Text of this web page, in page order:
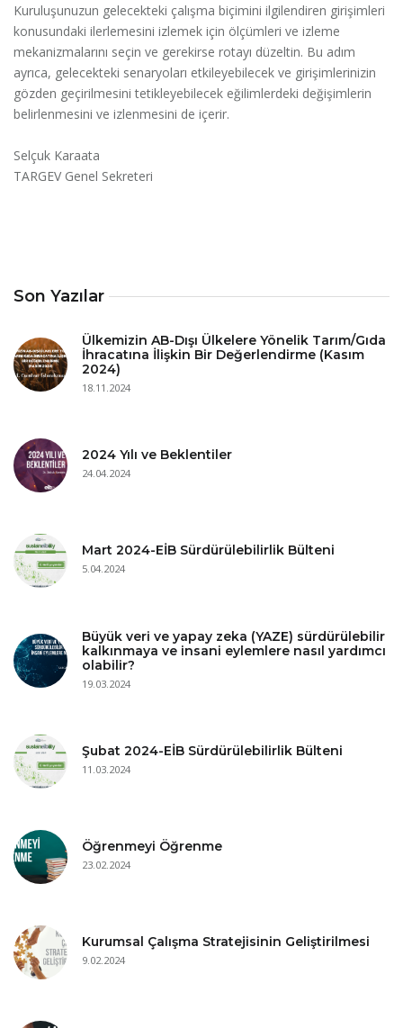
Son Yazılar
Ülkemizin AB-Dışı Ülkelere Yönelik Tarım/Gıda
İhracatına İlişkin Bir Değerlendirme (Kasım
2024)
18.11.2024
2024 Yılı ve Beklentiler
24.04.2024
Mart 2024-EİB Sürdürülebilirlik Bülteni
5.04.2024
Büyük veri ve yapay zeka (YAZE) sürdürülebilir
kalkınmaya ve insani eylemlere nasıl yardımcı
olabilir?
19.03.2024
Şubat 2024-EİB Sürdürülebilirlik Bülteni
11.03.2024
Öğrenmeyi Öğrenme
23.02.2024
Kurumsal Çalışma Stratejisinin Geliştirilmesi
9.02.2024
Kuruluşunuzun gelecekteki çalışma biçimini ilgilendiren girişimleri
konusundaki ilerlemesini izlemek için ölçümleri ve izleme
mekanizmalarını seçin ve gerekirse rotayı düzeltin. Bu adım
ayrıca, gelecekteki senaryoları etkileyebilecek ve girişimlerinizin
gözden geçirilmesini tetikleyebilecek eğilimlerdeki değişimlerin
belirlenmesini ve izlenmesini de içerir.
Selçuk Karaata
TARGEV Genel Sekreteri